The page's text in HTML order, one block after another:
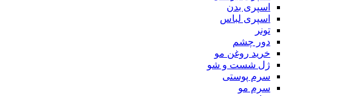
اسپری بدن
اسپری لباس
تونر
دور چشم
خرید روغن مو
ژل شست و شو
سرم پوستی
سرم مو